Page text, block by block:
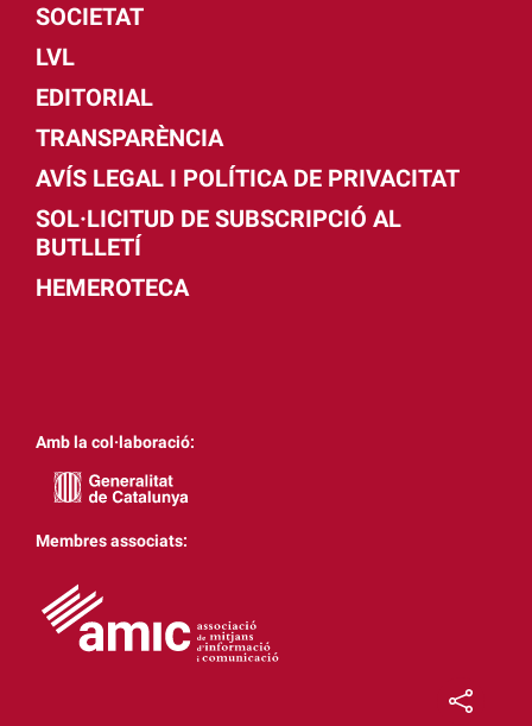
SOCIETAT
LVL
EDITORIAL
TRANSPARÈNCIA
AVÍS LEGAL I POLÍTICA DE PRIVACITAT
SOL·LICITUD DE SUBSCRIPCIÓ AL
BUTLLETÍ
HEMEROTECA
Amb la col·laboració:
Membres associats: